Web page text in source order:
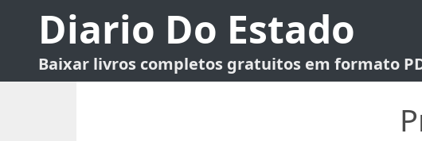
Diario Do Estado
Baixar livros completos gratuitos em formato